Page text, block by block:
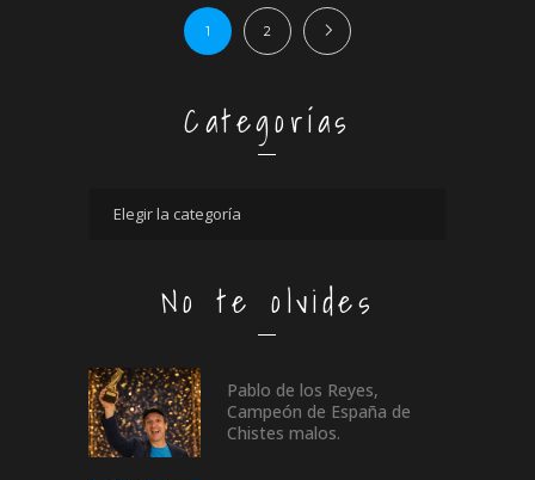
1 2
Categorías
No te olvides
Pablo de los Reyes,
Campeón de España de
Chistes malos.